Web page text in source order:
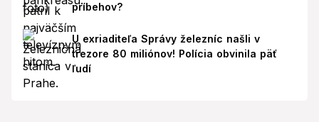
príbehov?
U exriaditeľa Správy železníc našli v
trezore 80 miliónov! Polícia obvinila päť
ľudí